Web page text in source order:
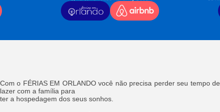
Com o FÉRIAS EM ORLANDO você não precisa perder seu tempo de
lazer com a família para
ter a hospedagem dos seus sonhos.